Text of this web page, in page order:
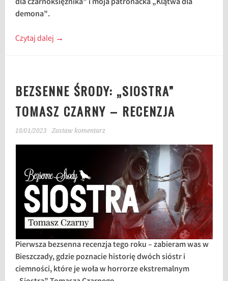
dla czarnoksiężnika” i moja patronacka „Klątwa dla
demona”.
Czytaj dalej →
BEZSENNE ŚRODY: „SIOSTRA”
TOMASZ CZARNY – RECENZJA
18/01/2023 Zostaw komentarz
Pierwsza bezsenna recenzja tego roku – zabieram was w
Bieszczady, gdzie poznacie historię dwóch sióstr i
ciemności, które je woła w horrorze ekstremalnym